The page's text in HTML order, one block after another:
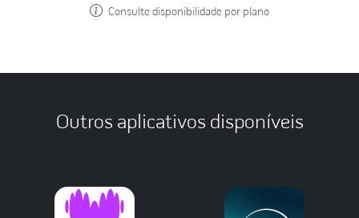
Consulte disponibilidade por plano
Outros aplicativos disponíveis